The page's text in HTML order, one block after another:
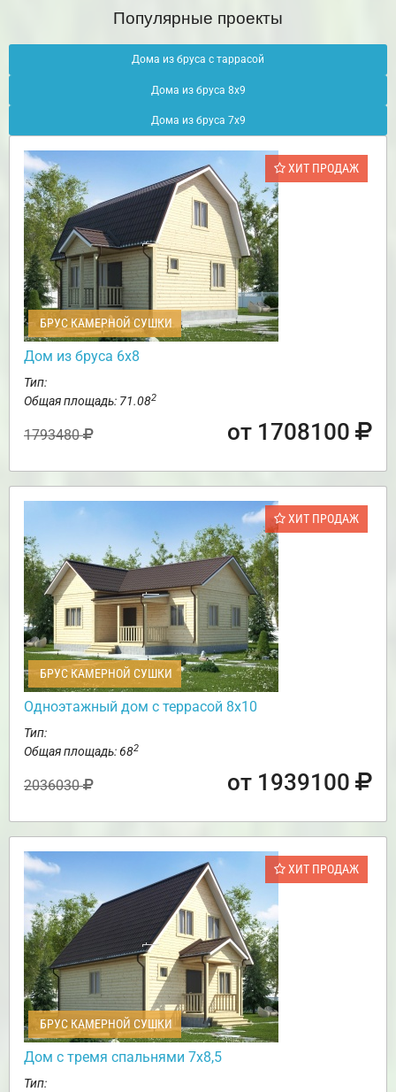
Популярные проекты
Дома из бруса с таррасой
Дома из бруса 8х9
Дома из бруса 7х9
ХИТ ПРОДАЖ
БРУС КАМЕРНОЙ СУШКИ
Дом из бруса 6х8
Тип:
Общая площадь: 71.082
1793480 от 1708100
ХИТ ПРОДАЖ
БРУС КАМЕРНОЙ СУШКИ
Одноэтажный дом с террасой 8х10
Тип:
Общая площадь: 682
2036030 от 1939100
ХИТ ПРОДАЖ
БРУС КАМЕРНОЙ СУШКИ
Дом с тремя спальнями 7х8,5
Тип: